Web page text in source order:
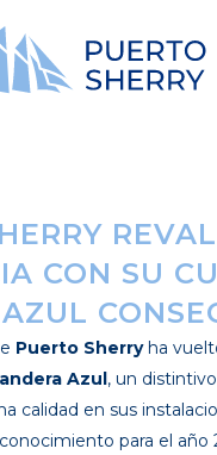
CON SU
Puerto Sherryha
Azul, un
calidad en sus
para el año